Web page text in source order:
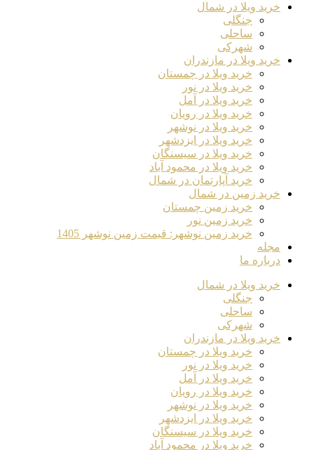
خرید ویلا در شمال
جنگلی
ساحلی
شهرکی
خرید ویلا در مازندران
خرید ویلا در چمستان
خرید ویلا در نور
خرید ویلا در آمل
خرید ویلا در رویان
خرید ویلا در نوشهر
خرید ویلا در ایزدشهر
خرید ویلا در سیسنگان
خرید ویلا در محمود آباد
خرید آپارتمان در شمال
خرید زمین در شمال
خرید زمین چمستان
خرید زمین نور
خرید زمین نوشهر: قیمت زمین نوشهر 1405
مجله
درباره ما
خرید ویلا در شمال
جنگلی
ساحلی
شهرکی
خرید ویلا در مازندران
خرید ویلا در چمستان
خرید ویلا در نور
خرید ویلا در آمل
خرید ویلا در رویان
خرید ویلا در نوشهر
خرید ویلا در ایزدشهر
خرید ویلا در سیسنگان
خرید ویلا در محمود آباد